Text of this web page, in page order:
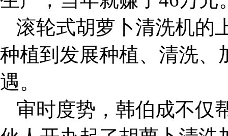
滚轮式胡萝卜清洗机的
种植到发展种植、清洗、
遇。
审时度势，韩伯成不仅